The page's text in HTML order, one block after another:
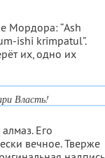
Мордора: “Ash
ishi krimpatul”.
их, одно их
Власть!
Его
вечное. Тверже